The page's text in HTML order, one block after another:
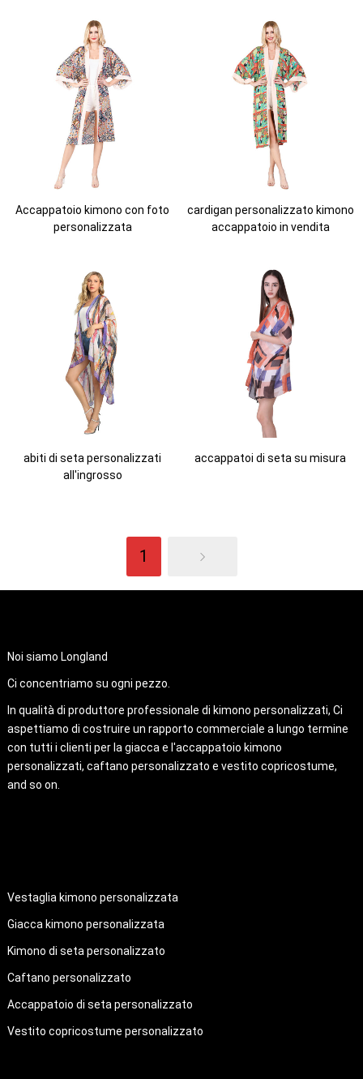
Accappatoio kimono con foto
personalizzata
cardigan personalizzato kimono
accappatoio in vendita
abiti di seta personalizzati
all'ingrosso
accappatoi di seta su misura
1
Noi siamo Longland
Ci concentriamo su ogni pezzo.
In qualità di produttore professionale di kimono personalizzati, Ci
aspettiamo di costruire un rapporto commerciale a lungo termine
con tutti i clienti per la giacca e l'accappatoio kimono
personalizzati, caftano personalizzato e vestito copricostume,
and so on.
Vestaglia kimono personalizzata
Giacca kimono personalizzata
Kimono di seta personalizzato
Caftano personalizzato
Accappatoio di seta personalizzato
Vestito copricostume personalizzato